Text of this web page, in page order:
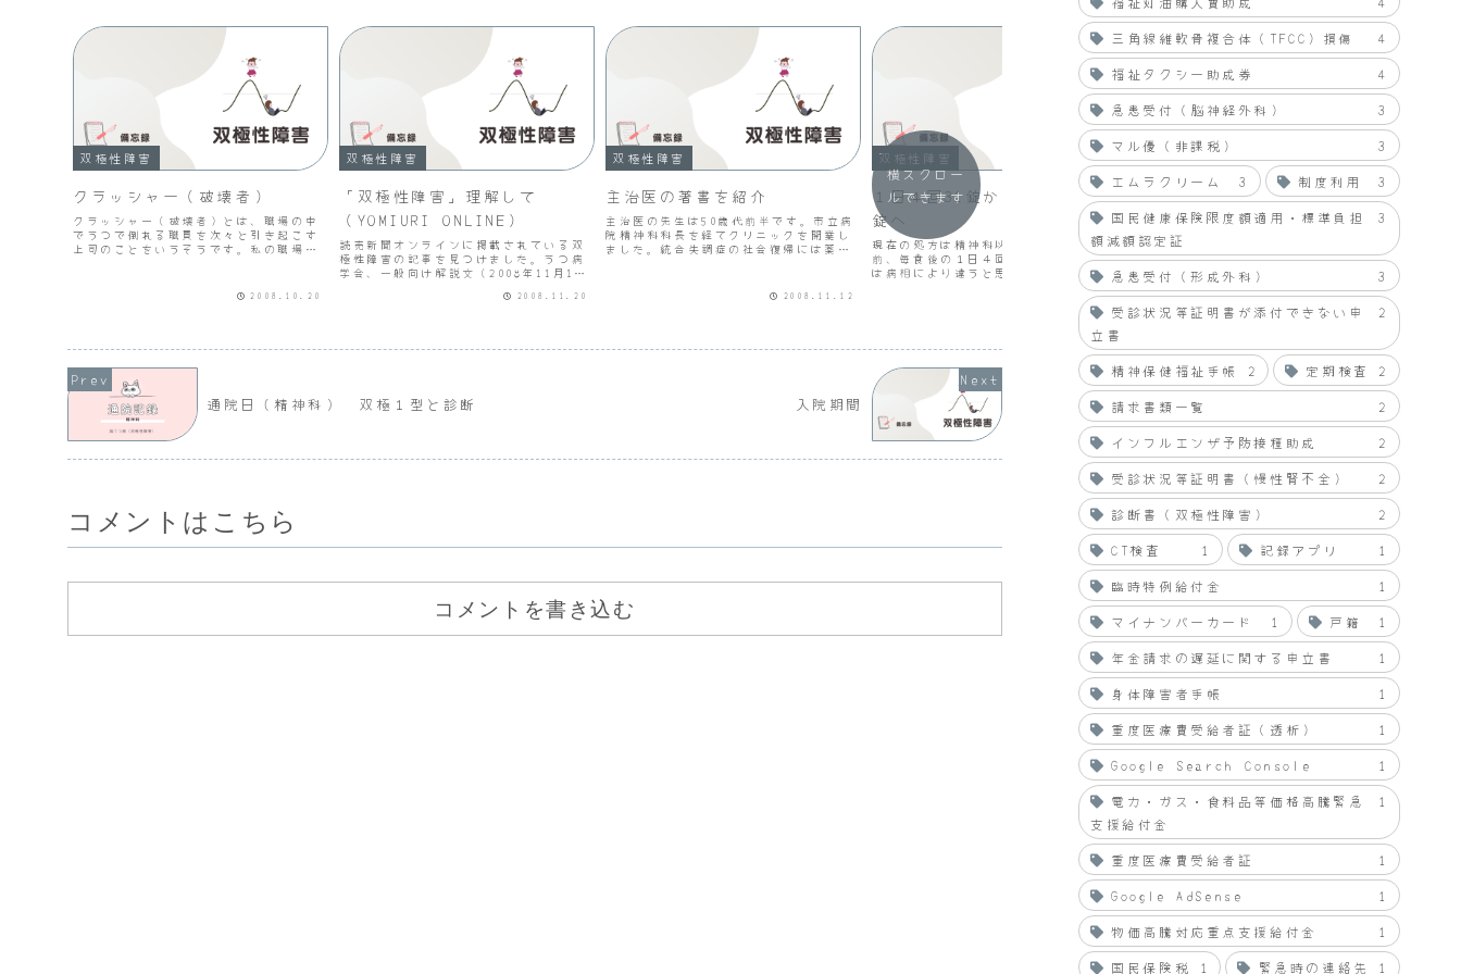
双極性障害
クラッシャー（破壊者）
クラッシャー（破壊者）とは、職場の中
でうつで倒れる職員を次々と引き起こす
上司のことをいうそうです。私の職場に
た。一生懸命かばっていましたが、その
うち私がターゲットにされ...
2008.10.20
双極性障害
「双極性障害」理解して
（YOMIURI ONLINE）
読売新聞オンラインに掲載されている双
極性障害の記事を見つけました。うつ病
学会、一般向け解説文（2008年11月12
2008.11.20
双極性障害
主治医の著書を紹介
主治医の先生は50歳代前半です。市立病
院精神科科長を経てクリニックを開業し
ました。統合失調症の社会復帰には薬剤
イケアを併設しています。統合失調症へ
の多剤大量から単剤適量...
2008.11.12
双極性障害
１日４回31錠から１日４回24
錠へ
現在の処方は精神科以外も含めて、朝食
前、毎食後の１日４回、24錠です。処方
は病相により違うと思うのですが、先生
の治療方針も関係しているようなので、
これだけ変わるのだと驚いています。転
院前は、毎食後、就寝前の１日４回、31
2008.10.18
双極性障害
入院期間
（精神科）なし（精神科以外）
2003.10.21～2003.11.05（16日間）
、右顔面神経麻痺2008.08.20～
2008.08.28（９日間） 、２型糖尿病、
糖尿病性腎症、高脂血症、高血圧症
2008.11.26～2008.12.1...2008.09.07
横スクロー
ルできます
通院日（精神科） 双極１型と診断 入院期間
コメントはこちら
コメントを書き込む
三角線維軟骨複合体（TFCC）損傷
4
福祉タクシー助成券
4
急患受付（脳神経外科）
3
マル優（非課税）
3
エムラクリーム
3 制度利用
3
国民健康保険限度額適用・標準負担
額減額認定証
3
急患受付（形成外科）
3
受診状況等証明書が添付できない申
立書
2
精神保健福祉手帳 2 定期検査
2
請求書類一覧
2
インフルエンザ予防接種助成
2
受診状況等証明書（慢性腎不全）
2
診断書（双極性障害）
2
CT検査
1 記録アプリ
1
臨時特例給付金
1
マイナンバーカード
1 戸籍
1
年金請求の遅延に関する申立書
1
身体障害者手帳
1
重度医療費受給者証（透析）
1
Google Search Console
1
電力・ガス・食料品等価格高騰緊急
支援給付金
1
重度医療費受給者証
1
Google AdSense
1
物価高騰対応重点支援給付金
1
国民保険税
1 緊急時の連絡先 1